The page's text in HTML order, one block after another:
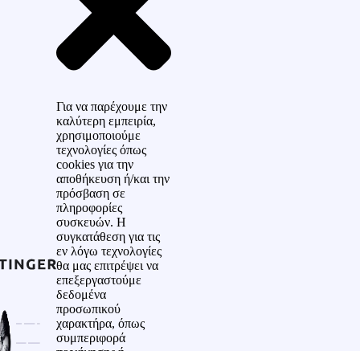
Για να παρέχουμε την
καλύτερη εμπειρία,
χρησιμοποιούμε
τεχνολογίες όπως
cookies για την
αποθήκευση ή/και την
πρόσβαση σε
πληροφορίες
συσκευών. Η
συγκατάθεση για τις
εν λόγω τεχνολογίες
θα μας επιτρέψει να
επεξεργαστούμε
δεδομένα
προσωπικού
χαρακτήρα, όπως
συμπεριφορά